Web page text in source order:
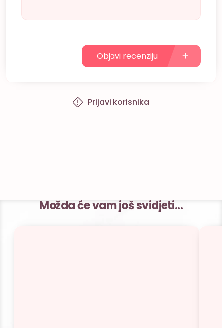
Objavi recenziju
Prijavi korisnika
Možda će vam još svidjeti...